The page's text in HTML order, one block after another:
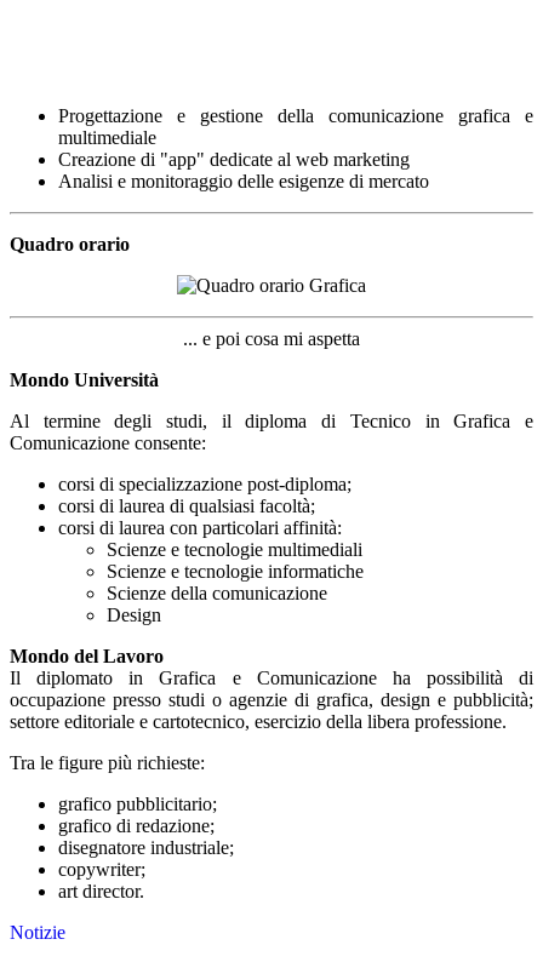
Progettazione e gestione della comunicazione grafica e
multimediale
Creazione di "app" dedicate al web marketing
Analisi e monitoraggio delle esigenze di mercato
Quadro orario
... e poi cosa mi aspetta
Mondo Università
Al termine degli studi, il diploma di Tecnico in Grafica e
Comunicazione consente:
corsi di specializzazione post-diploma;
corsi di laurea di qualsiasi facoltà;
corsi di laurea con particolari affinità:
Scienze e tecnologie multimediali
Scienze e tecnologie informatiche
Scienze della comunicazione
Design
Mondo del Lavoro
Il diplomato in Grafica e Comunicazione ha possibilità di
occupazione presso studi o agenzie di grafica, design e pubblicità;
settore editoriale e cartotecnico, esercizio della libera professione.
Tra le figure più richieste:
grafico pubblicitario;
grafico di redazione;
disegnatore industriale;
copywriter;
art director.
Notizie